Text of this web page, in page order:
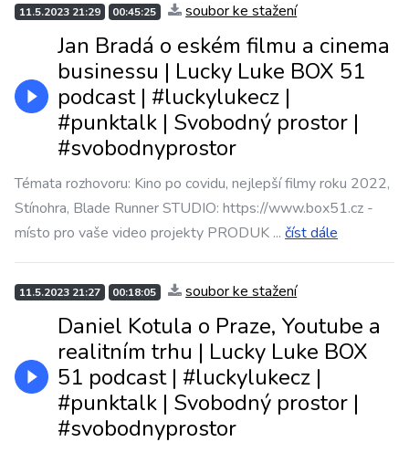
11.5.2023 21:29 00:45:25 soubor ke stažení
Jan Bradá o eském filmu a cinema
businessu | Lucky Luke BOX 51
podcast | #luckylukecz |
#punktalk | Svobodný prostor |
#svobodnyprostor
Témata rozhovoru: Kino po covidu, nejlepší filmy roku 2022,
Stínohra, Blade Runner STUDIO: https://www.box51.cz -
místo pro vaše video projekty PRODUK ... číst dále
11.5.2023 21:27 00:18:05 soubor ke stažení
Daniel Kotula o Praze, Youtube a
realitním trhu | Lucky Luke BOX
51 podcast | #luckylukecz |
#punktalk | Svobodný prostor |
#svobodnyprostor